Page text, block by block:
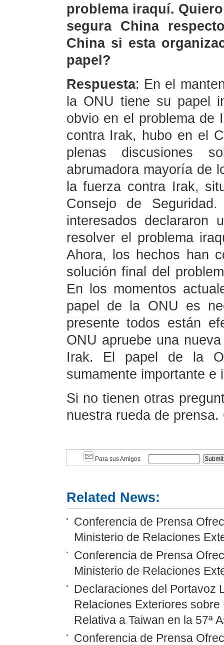
problema iraquí.
segura China
China si esta
papel?
Respuesta: En el
la ONU tiene su papel
obvio en el problema de
contra Irak, hubo en el
plenas discusiones
abrumadora mayoría de
la fuerza contra Irak,
Consejo de
interesados
resolver el problema
Ahora, los hechos han
solución final del
En los momentos
papel de la ONU es
presente todos están
ONU apruebe una
Irak. El papel de la
sumamente importante e
Si no tienen otras
nuestra rueda de
Para sus Amigos
Related News:
Conferencia de Prensa
Ministerio de Relaciones
Conferencia de Prensa
Ministerio de Relaciones
Declaraciones del Portavoz
Relaciones Exteriores
Relativa a Taiwan en la 57ª
Conferencia de Prensa